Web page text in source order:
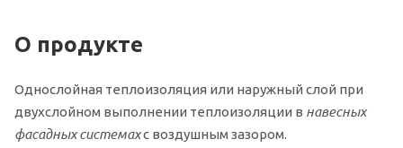
О продукте
Однослойная теплоизоляция или наружный слой при
двухслойном выполнении теплоизоляции в навесных
фасадных системахс воздушным зазором.